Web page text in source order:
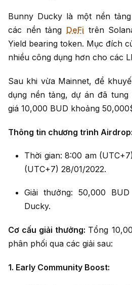
Bunny Ducky là một nền
các nền tảng DeFi trên
Yield bearing token. Mục đích
nhiều công dụng hơn cho các
Sau khi vừa Mainnet, để
dụng nền tảng, dự án đã
giá 10,000 BUD khoảng
Thông tin chương trình Airdrop:
Thời gian: 8:00 am
(UTC+7) 28/01/2022.
Giải thưởng: 50,000
Ducky.
Cơ cấu giải thưởng: Tổng
phân phối qua các giải sau:
1. Early Community Boost: